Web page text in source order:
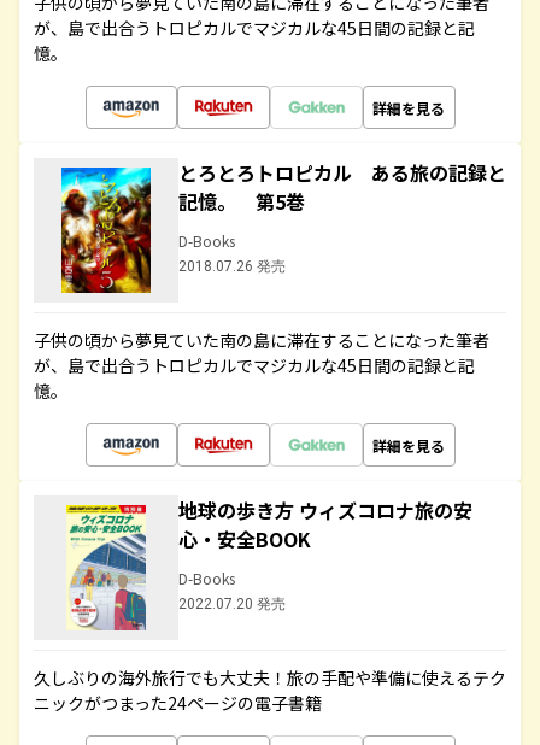
が、島で出合うトロピカルでマジカルな45日間の記録と記
憶。
詳細を見る
とろとろトロピカル ある旅の記録と
記憶。 第5巻
D-Books
2018.07.26 発売
子供の頃から夢見ていた南の島に滞在することになった筆者
が、島で出合うトロピカルでマジカルな45日間の記録と記
憶。
詳細を見る
地球の歩き方 ウィズコロナ旅の安
心・安全BOOK
D-Books
2022.07.20 発売
久しぶりの海外旅行でも大丈夫！旅の手配や準備に使えるテク
ニックがつまった24ページの電子書籍